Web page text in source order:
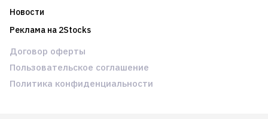
Новости
Реклама на 2Stocks
Договор оферты
Пользовательское соглашение
Политика конфиденциальности